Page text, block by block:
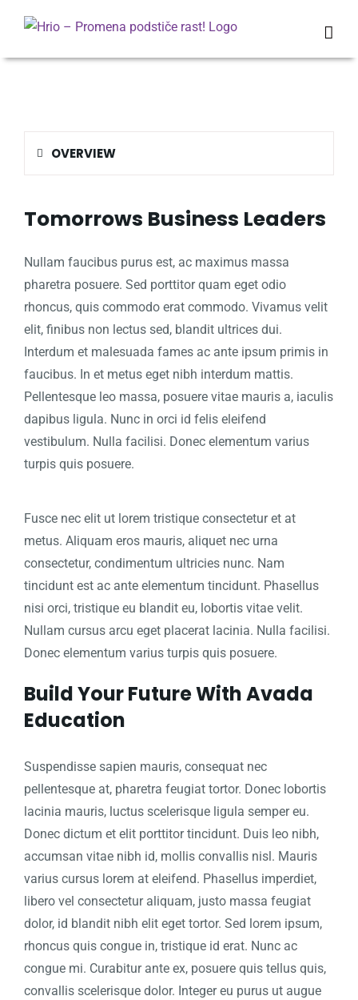
content
OVERVIEW
Tomorrows Business Leaders
Nullam faucibus purus est, ac maximus massa
pharetra posuere. Sed porttitor quam eget odio
rhoncus, quis commodo erat commodo. Vivamus velit
elit, finibus non lectus sed, blandit ultrices dui.
Interdum et malesuada fames ac ante ipsum primis in
faucibus. In et metus eget nibh interdum mattis.
Pellentesque leo massa, posuere vitae mauris a, iaculis
dapibus ligula. Nunc in orci id felis eleifend
vestibulum. Nulla facilisi. Donec elementum varius
turpis quis posuere.
Fusce nec elit ut lorem tristique consectetur et at
metus. Aliquam eros mauris, aliquet nec urna
consectetur, condimentum ultricies nunc. Nam
tincidunt est ac ante elementum tincidunt. Phasellus
nisi orci, tristique eu blandit eu, lobortis vitae velit.
Nullam cursus arcu eget placerat lacinia. Nulla facilisi.
Donec elementum varius turpis quis posuere.
Build Your Future With Avada
Education
Suspendisse sapien mauris, consequat nec
pellentesque at, pharetra feugiat tortor. Donec lobortis
lacinia mauris, luctus scelerisque ligula semper eu.
Donec dictum et elit porttitor tincidunt. Duis leo nibh,
accumsan vitae nibh id, mollis convallis nisl. Mauris
varius cursus lorem at eleifend. Phasellus imperdiet,
libero vel consectetur aliquam, justo massa feugiat
dolor, id blandit nibh elit eget tortor. Sed lorem ipsum,
rhoncus quis congue in, tristique id erat. Nunc ac
congue mi. Curabitur ante ex, posuere quis tellus quis,
convallis scelerisque dolor. Integer eu purus ut augue